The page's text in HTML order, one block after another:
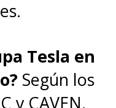
Tesla en
Según los
y CAVEN,